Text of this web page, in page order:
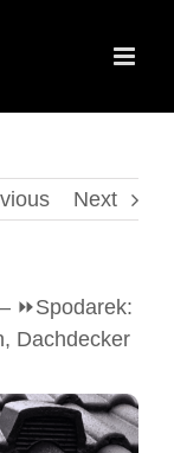
Next
⏩Spodarek:
Dachdecker